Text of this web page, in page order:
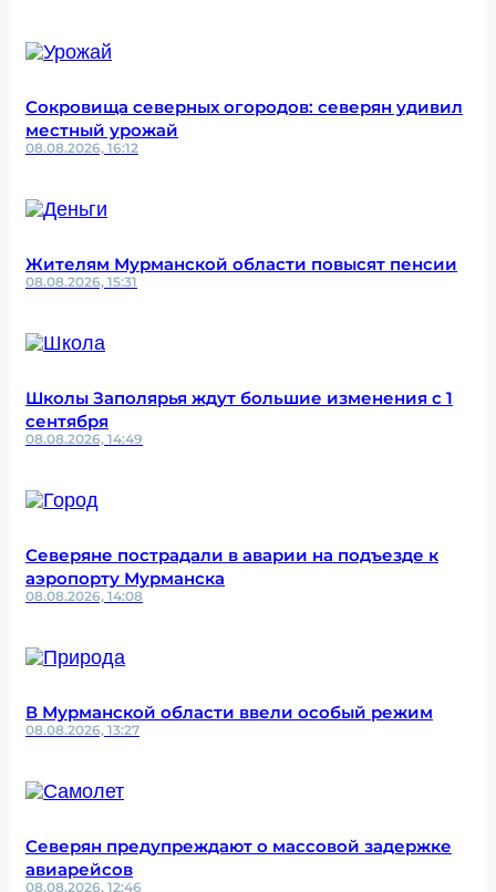
Сокровища северных огородов: северян удивил
местный урожай
08.08.2026, 16:12
Жителям Мурманской области повысят пенсии
08.08.2026, 15:31
Школы Заполярья ждут большие изменения с 1
сентября
08.08.2026, 14:49
Северяне пострадали в аварии на подъезде к
аэропорту Мурманска
08.08.2026, 14:08
В Мурманской области ввели особый режим
08.08.2026, 13:27
Северян предупреждают о массовой задержке
авиарейсов
08.08.2026, 12:46